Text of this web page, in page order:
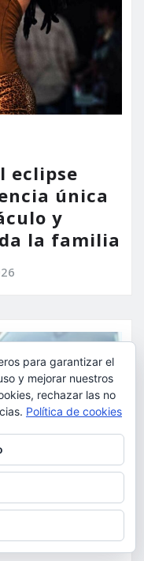
eclipse
única
y
la familia
para garantizar el
y mejorar nuestros
rechazar las no
Política de cookies
gestionar las cookies,